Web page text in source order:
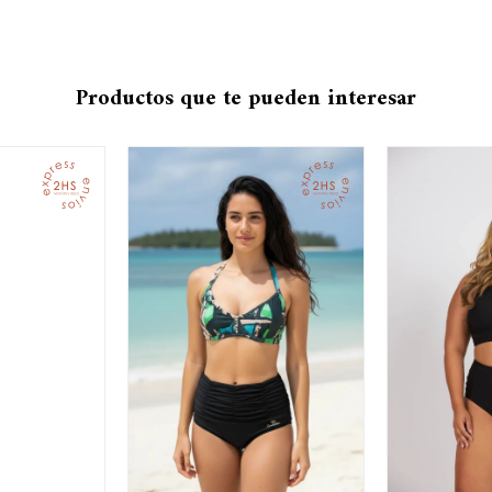
Productos que te pueden interesar